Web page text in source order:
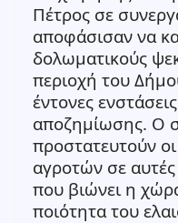
Πέτρος σε
αποφάσισαν να
δολωματικούς
περιοχή του
έντονες
αποζημίωσης. Ο
προστατευτούν
αγροτών σε αυτές
που βιώνει η
ποιότητα του